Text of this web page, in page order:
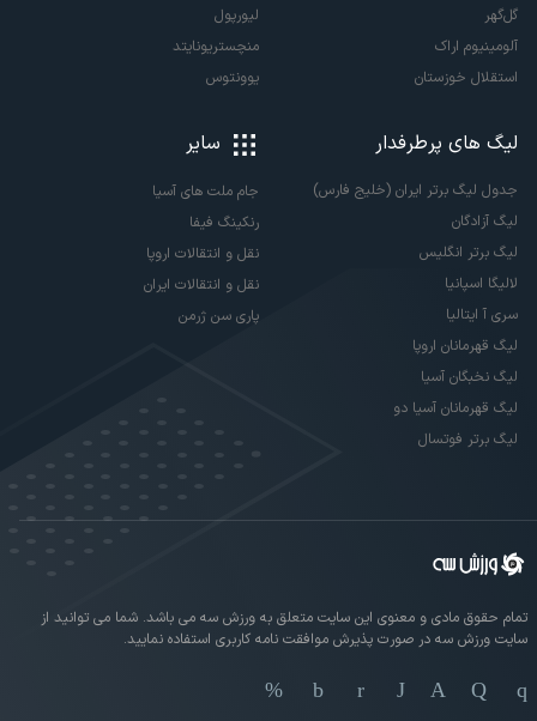
گل‌گهر
آلومینیوم اراک
استقلال خوزستان
لیورپول
منچستریونایتد
یوونتوس
لیگ های پرطرفدار
جدول لیگ برتر ایران (خلیج فارس)
لیگ آزادگان
لیگ برتر انگلیس
لالیگا اسپانیا
سری آ ایتالیا
لیگ قهرمانان اروپا
لیگ نخبگان آسیا
لیگ قهرمانان آسیا دو
لیگ برتر فوتسال
سایر
جام ملت های آسیا
رنکینگ فیفا
نقل و انتقالات اروپا
نقل و انتقالات ایران
پاری سن ژرمن
تمام حقوق مادی و معنوی این سایت متعلق به ورزش سه می باشد. شما می توانید از
سایت ورزش سه در صورت پذیرش موافقت نامه کاربری استفاده نمایید.